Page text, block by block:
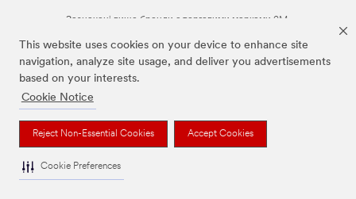
This website uses cookies on your device to enhance site
navigation, analyze site usage, and deliver you advertisements
based on your interests.
Cookie Notice
Reject Non-Essential Cookies Accept Cookies
Cookie Preferences
Зазначені вище бренди є торговими марками 3M.